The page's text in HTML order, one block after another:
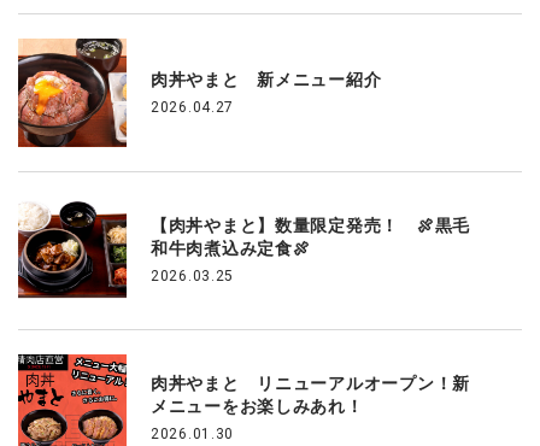
肉丼やまと 新メニュー紹介
2026.04.27
【肉丼やまと】数量限定発売！ 🍖黒毛
和牛肉煮込み定食🍖
2026.03.25
肉丼やまと リニューアルオープン！新
メニューをお楽しみあれ！
2026.01.30